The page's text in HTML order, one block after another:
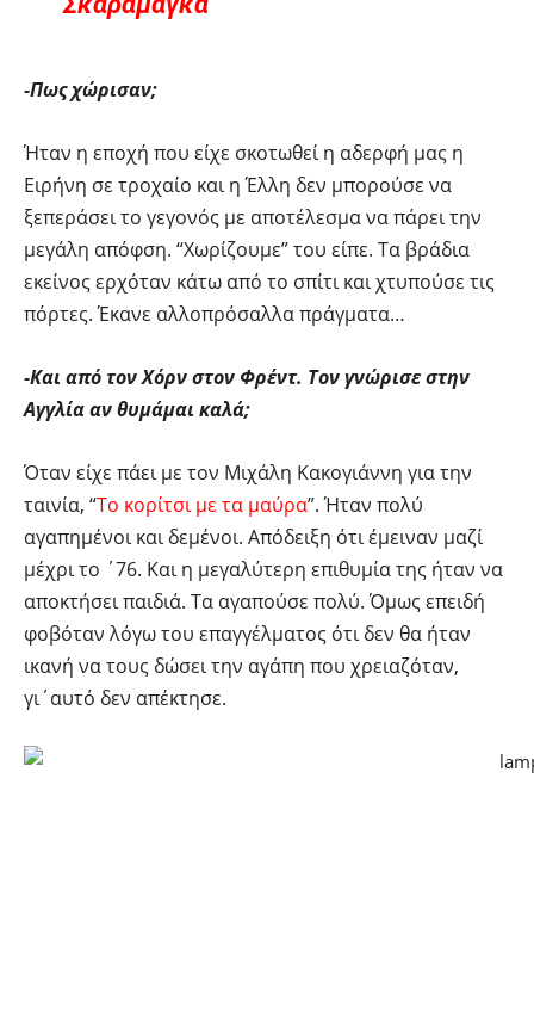
-Πως χώρισαν;
Ήταν η εποχή που είχε σκοτωθεί η αδερφή μας η
Ειρήνη σε τροχαίο και η Έλλη δεν μπορούσε να
ξεπεράσει το γεγονός με αποτέλεσμα να πάρει την
μεγάλη απόφση. “Χωρίζουμε” του είπε. Τα βράδια
εκείνος ερχόταν κάτω από το σπίτι και χτυπούσε τις
πόρτες. Έκανε αλλοπρόσαλλα πράγματα…
-Και από τον Χόρν στον Φρέντ. Τον γνώρισε στην
Αγγλία αν θυμάμαι καλά;
Όταν είχε πάει με τον Μιχάλη Κακογιάννη για την
ταινία, “Το κορίτσι με τα μαύρα”. Ήταν πολύ
αγαπημένοι και δεμένοι. Απόδειξη ότι έμειναν μαζί
μέχρι το ΄76. Και η μεγαλύτερη επιθυμία της ήταν να
αποκτήσει παιδιά. Τα αγαπούσε πολύ. Όμως επειδή
φοβόταν λόγω του επαγγέλματος ότι δεν θα ήταν
ικανή να τους δώσει την αγάπη που χρειαζόταν,
γι΄αυτό δεν απέκτησε.